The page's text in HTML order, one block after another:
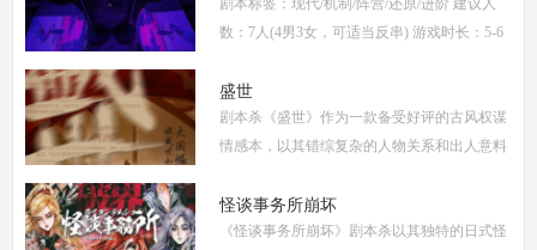
梦
数：7人(4男3女，可适当反串) 游戏时长：5-6
《撕裂2愚者的无冕之作》玩家点评关键词：
机制
盛世
剧本杀《盛世》作为一款备受好评的古风权谋
情感本，以其错综复杂的人物关系和出人意料
供全面的复盘解析，包括角色攻略、关键线索
解
怪谈事务所崩坏
《怪谈事务所崩坏》剧本杀以其独特的日式怪